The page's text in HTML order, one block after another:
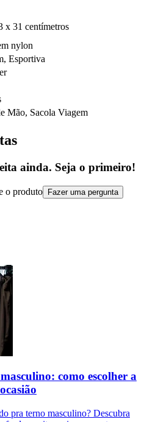
x 31 centímetros
nylon
Esportiva
Mão, Sacola Viagem
ainda. Seja o primeiro!
o produto Fazer uma pergunta
como escolher a
pra terno masculino? Descubra